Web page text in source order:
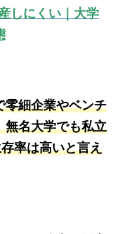
しにくい｜大学
零細企業やベンチ
無名大学でも私立
率は高いと言え